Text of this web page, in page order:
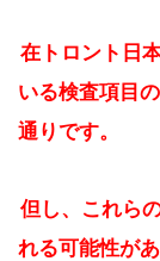
在トロント日
いる検査項目
通りです。
但し、これら
れる可能性が